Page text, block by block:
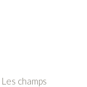
Les champs